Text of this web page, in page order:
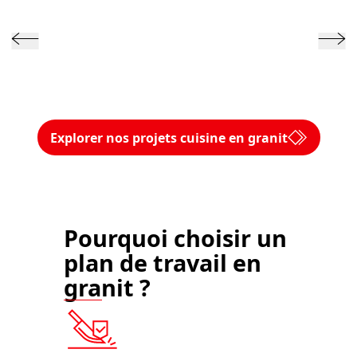
Explorer nos projets cuisine en granit
Pourquoi choisir un
plan de travail en
granit ?